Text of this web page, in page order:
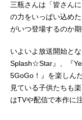
三瓶さんは「皆さん
の力をいっぱい込め
がいつ登場するのか
いよいよ放送開始と
Splash☆Star』、『
5GoGo！』を楽しん
見ている子供たちも
はTVや配信で本作に